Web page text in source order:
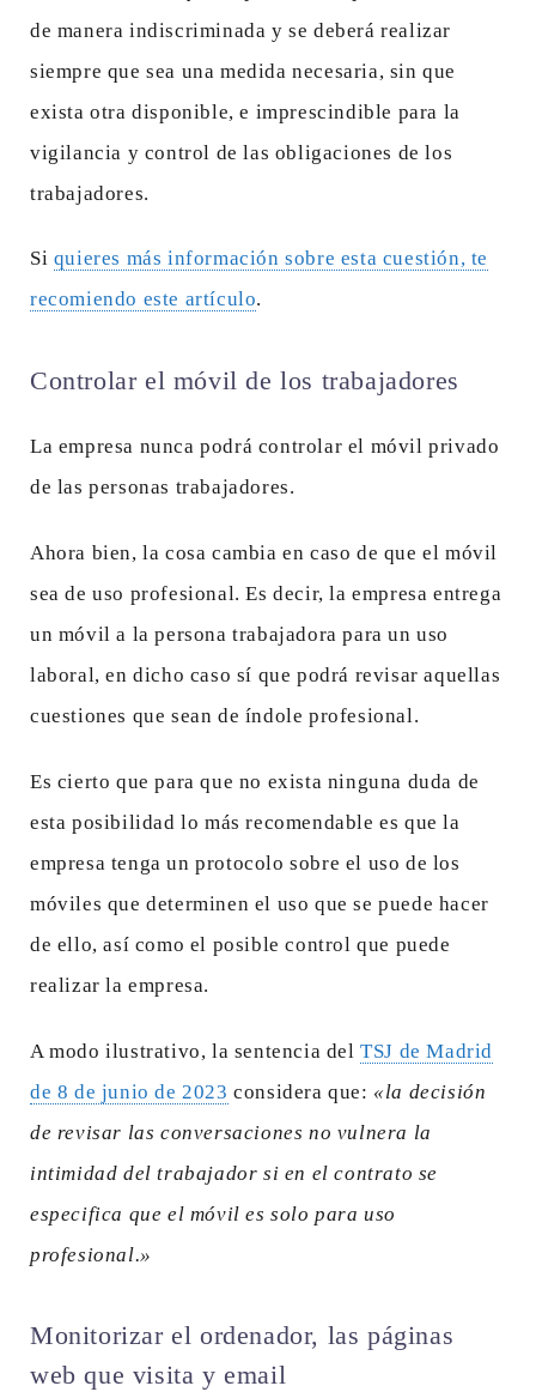
de manera indiscriminada y se deberá realizar
siempre que sea una medida necesaria, sin que
exista otra disponible, e imprescindible para la
vigilancia y control de las obligaciones de los
trabajadores.
Si quieres más información sobre esta cuestión, te
recomiendo este artículo.
Controlar el móvil de los trabajadores
La empresa nunca podrá controlar el móvil privado
de las personas trabajadores.
Ahora bien, la cosa cambia en caso de que el móvil
sea de uso profesional. Es decir, la empresa entrega
un móvil a la persona trabajadora para un uso
laboral, en dicho caso sí que podrá revisar aquellas
cuestiones que sean de índole profesional.
Es cierto que para que no exista ninguna duda de
esta posibilidad lo más recomendable es que la
empresa tenga un protocolo sobre el uso de los
móviles que determinen el uso que se puede hacer
de ello, así como el posible control que puede
realizar la empresa.
A modo ilustrativo, la sentencia delTSJ de Madrid
de 8 de junio de 2023 considera que: «la decisión
de revisar las conversaciones no vulnera la
intimidad del trabajador si en el contrato se
especifica que el móvil es solo para uso
profesional.»
Monitorizar el ordenador, las páginas
web que visita y email